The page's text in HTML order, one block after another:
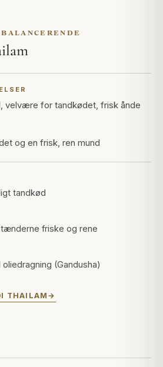
velvære for tandkødet, frisk ånde
og en frisk, ren mund
tandkød
friske og rene
(Gandusha)
THAILAM